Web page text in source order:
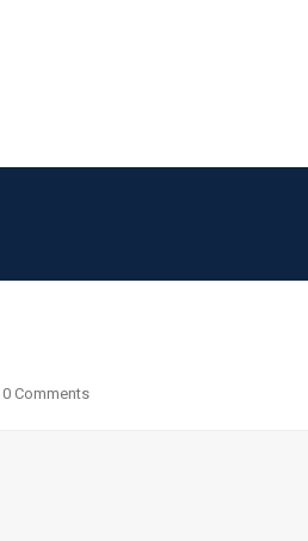
0 Comments